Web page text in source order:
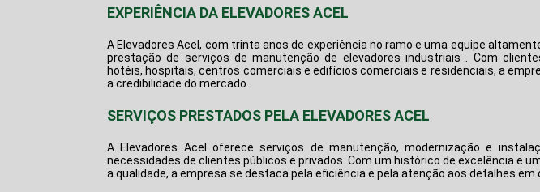
EXPERIÊNCIA DA ELEVADORES ACEL
A Elevadores Acel, com trinta anos de experiência no ramo e uma equipe
prestação de serviços demanutenção de elevadores industriais . Com
hotéis, hospitais, centros comerciais e edifícios comerciais e residenciais, a
a credibilidade do mercado.
SERVIÇOS PRESTADOS PELA ELEVADORES ACEL
A Elevadores Acel oferece serviços de manutenção, modernização e
necessidades de clientes públicos e privados. Com um histórico de excelência e
a qualidade, a empresa se destaca pela eficiência e pela atenção aos detalhes em